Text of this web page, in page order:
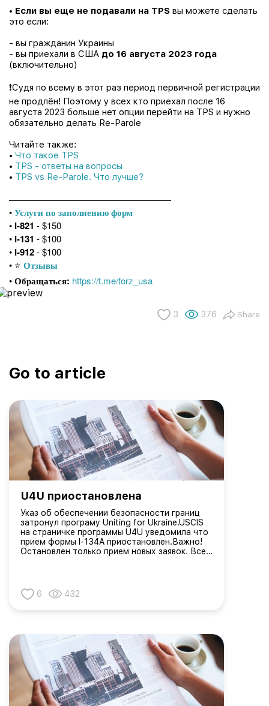
• Если вы еще не подавали на TPS вы можете сделать
это если:
- вы гражданин Украины
- вы приехали в США до 16 августа 2023 года
(включительно)
❗️Судя по всему в этот раз период первичной регистрации
не продлён! Поэтому у всех кто приехал после 16
августа 2023 больше нет опции перейти на TPS и нужно
обязательно делать Re-Parole
Читайте также:
• Что такое TPS
• TPS - ответы на вопросы
• TPS vs Re-Parole. Что лучше?
——————————————————
•Услуги по заполнению форм
• I-821 - $150
• I-131 - $100
• I-912- $100
• ⭐️ Отзывы
•Обращаться: https://t.me/forz_usa
3 376 Share
Go to article
U4U приостановлена
Указ об обеспечении безопасности границ
затронул програму Uniting for Ukraine.USCIS
на страничке программы U4U уведомила что
прием формы I-134A приостановлен.Важно!
Остановлен только прием новых заявок. Все
6
432